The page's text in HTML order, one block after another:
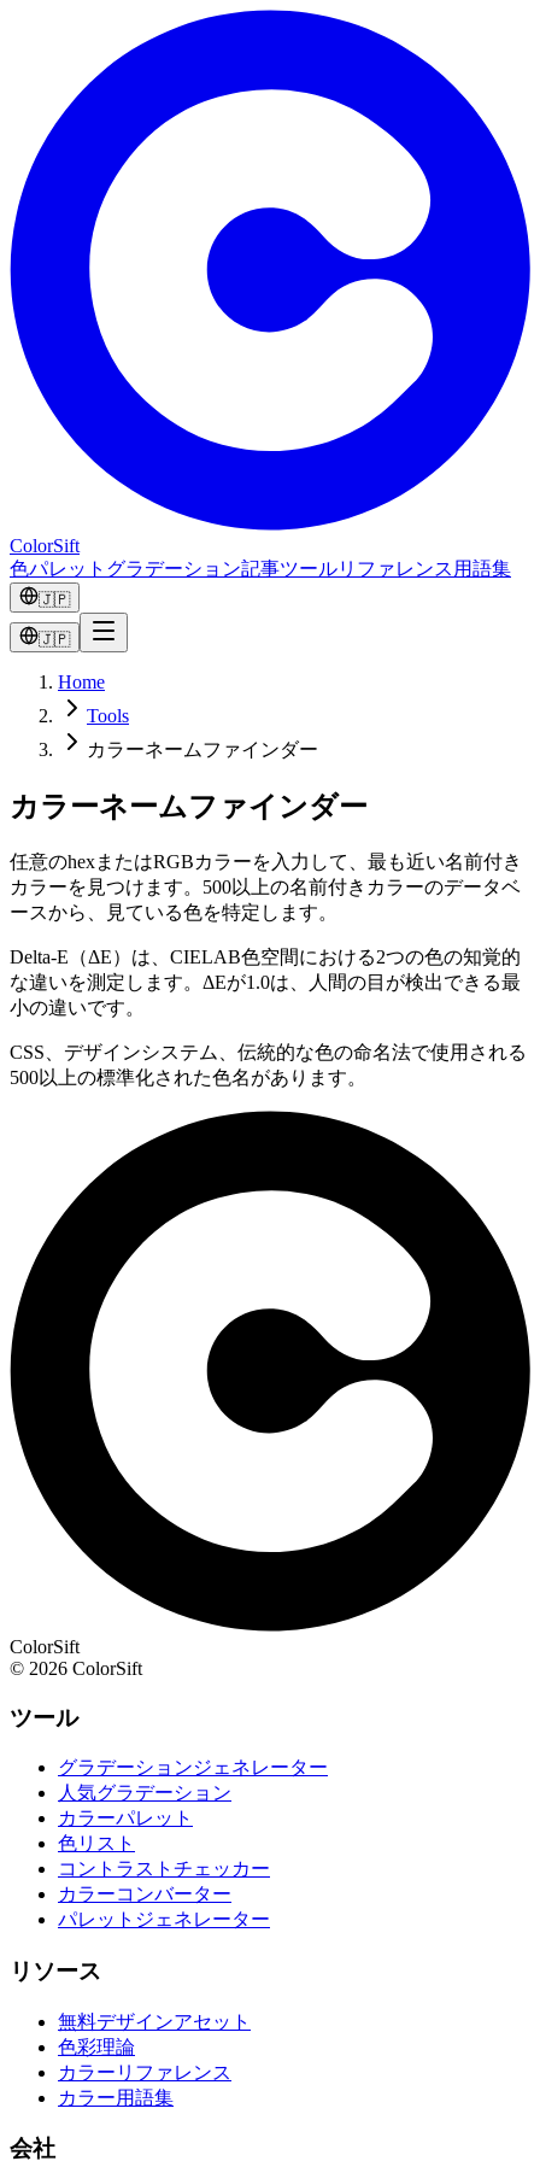
ColorSift
色パレット グラデーション記事ツールリファレンス 用語集
🇯🇵
🇯🇵
Home
Tools
カラーネームファインダー
カラーネームファインダー
任意のhexまたはRGBカラーを入力して、最も近い名前付き
カラーを見つけます。500以上の名前付きカラーのデータベ
ースから、見ている色を特定します。
Delta-E（ΔE）は、CIELAB色空間における2つの色の知覚的
な違いを測定します。ΔEが1.0は、人間の目が検出できる最
小の違いです。
CSS、デザインシステム、伝統的な色の命名法で使用される
500以上の標準化された色名があります。
ColorSift
© 2026 ColorSift
ツール
グラデーションジェネレーター
人気グラデーション
カラーパレット
色リスト
コントラストチェッカー
カラーコンバーター
パレットジェネレーター
リソース
無料デザインアセット
色彩理論
カラーリファレンス
カラー用語集
会社